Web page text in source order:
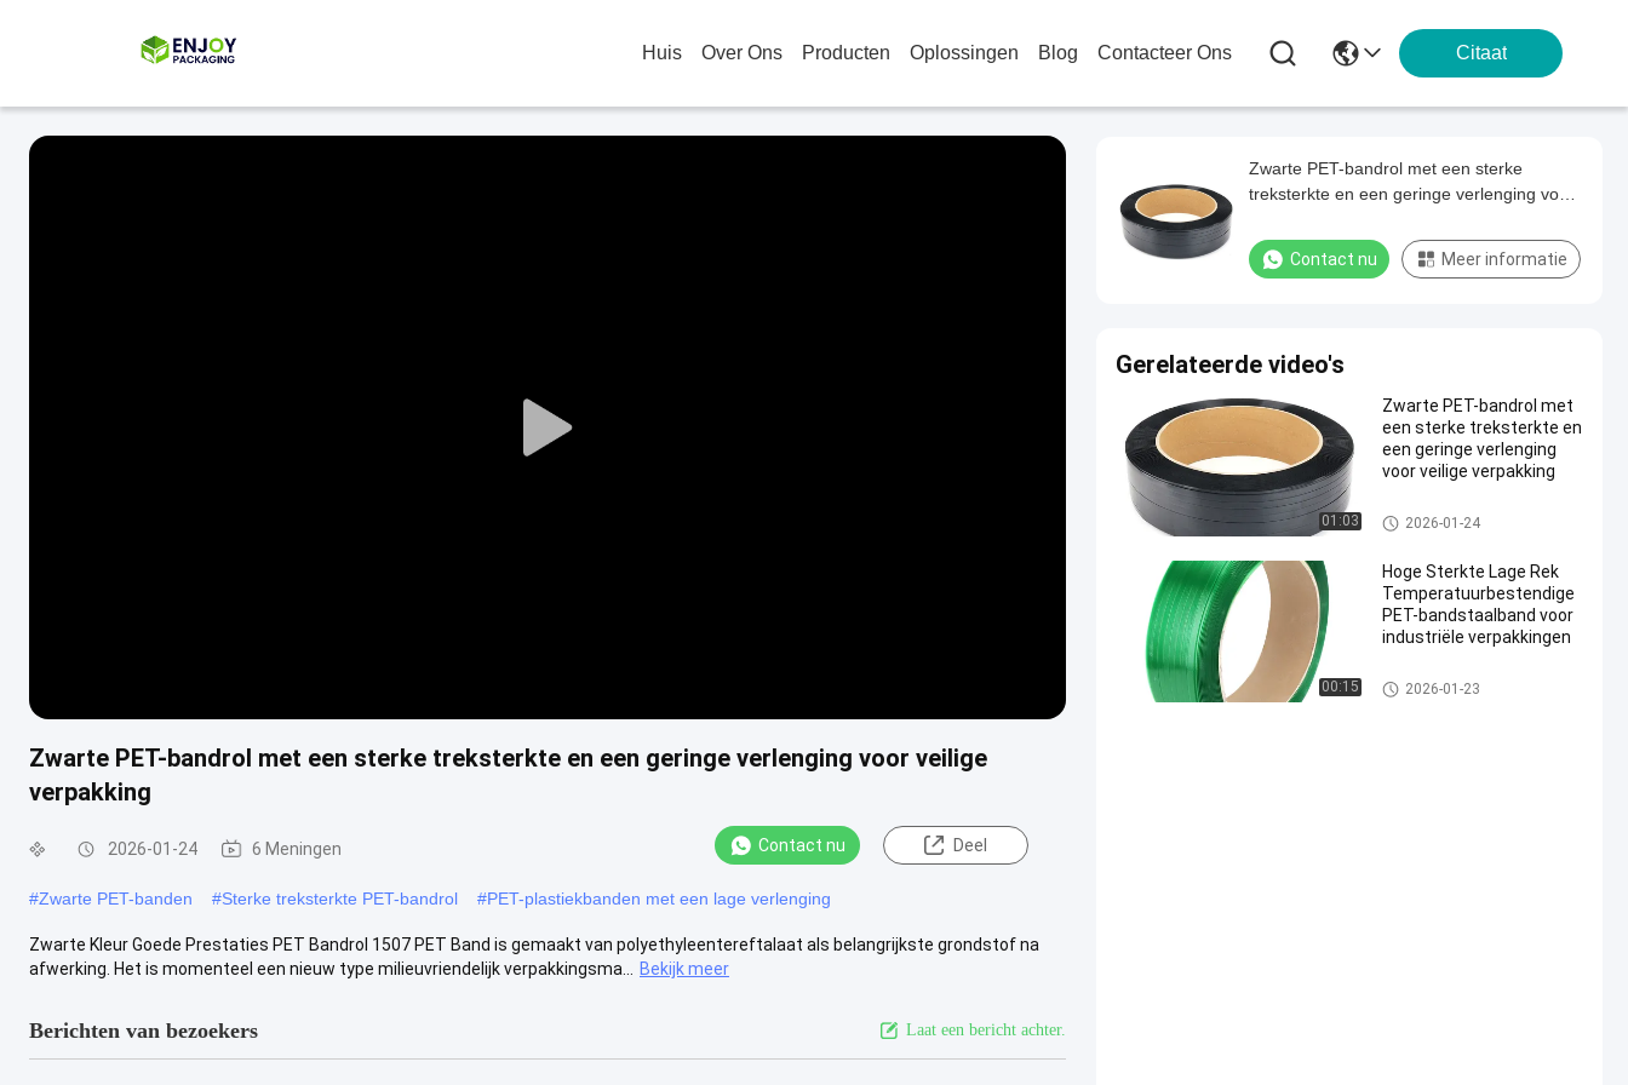
Huis Over Ons Producten Oplossingen Blog Contacteer Ons Citaat
Play
Zwarte PET-bandrol met een sterke treksterkte en een geringe verlenging voor veilige
verpakking
2026-01-24 6 Meningen Contact nu Deel
#Zwarte PET-banden #Sterke treksterkte PET-bandrol #PET-plastiekbanden met een lage verlenging
Zwarte Kleur Goede Prestaties PET Bandrol 1507 PET Band is gemaakt van polyethyleentereftalaat als belangrijkste grondstof na
afwerking. Het is momenteel een nieuw type milieuvriendelijk verpakkingsma...
Bekijk meer
Berichten van bezoekers Laat een bericht achter.
Zwarte PET-bandrol met een sterke
treksterkte en een geringe verlenging voor
Contact nu Meer informatie
Gerelateerde video's
01:03
Zwarte PET-bandrol met
een sterke treksterkte en
een geringe verlenging
voor veilige verpakking
2026-01-24
00:15
Hoge Sterkte Lage Rek
Temperatuurbestendige
PET-bandstaalband voor
industriële verpakkingen
2026-01-23